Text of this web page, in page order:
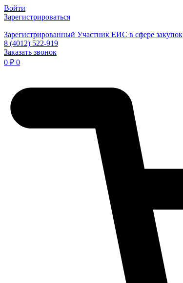
Войти
Зарегистрироваться
Зарегистрированный Участник ЕИС в сфере закупок
8 (4012) 522-919
Заказать звонок
0 ₽ 0